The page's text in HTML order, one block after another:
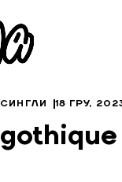
СИНГЛИ 18 ГРУ,
gothique